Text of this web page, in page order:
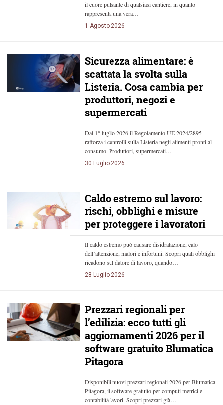
il cuore pulsante di qualsiasi cantiere, in quanto
rappresenta una vera…
1 Agosto 2026
Sicurezza alimentare: è
scattata la svolta sulla
Listeria. Cosa cambia per
produttori, negozi e
supermercati
Dal 1° luglio 2026 il Regolamento UE 2024/2895
rafforza i controlli sulla Listeria negli alimenti pronti al
consumo. Produttori, supermercati…
30 Luglio 2026
Caldo estremo sul lavoro:
rischi, obblighi e misure
per proteggere i lavoratori
Il caldo estremo può causare disidratazione, calo
dell’attenzione, malori e infortuni. Scopri quali obblighi
ricadono sul datore di lavoro, quando…
28 Luglio 2026
Prezzari regionali per
l’edilizia: ecco tutti gli
aggiornamenti 2026 per il
software gratuito Blumatica
Pitagora
Disponibili nuovi prezzari regionali 2026 per Blumatica
Pitagora, il software gratuito per computi metrici e
contabilità lavori. Scopri prezzari già…